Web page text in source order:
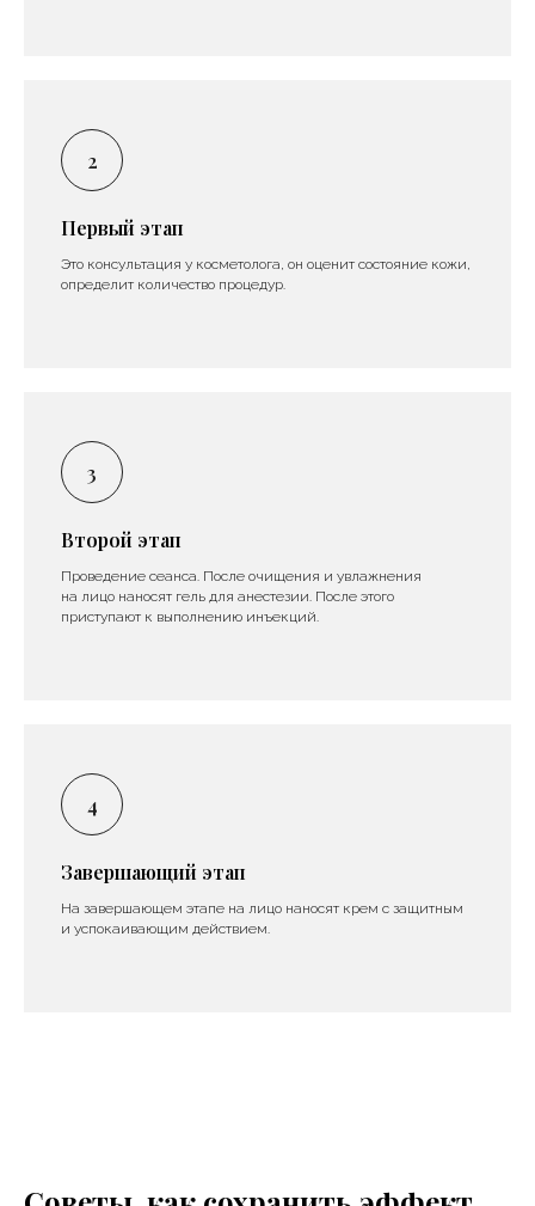
Первый этап
Это консультация у косметолога, он оценит состояние кожи,
определит количество процедур.
Второй этап
Проведение сеанса. После очищения и увлажнения
на лицо наносят гель для анестезии. После этого
приступают к выполнению инъекций.
Завершающий этап
На завершающем этапе на лицо наносят крем с защитным
и успокаивающим действием.